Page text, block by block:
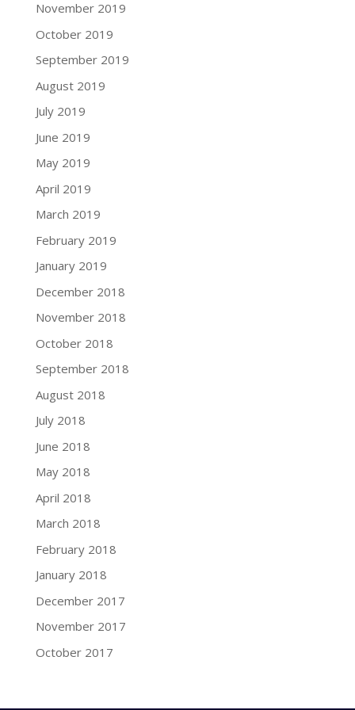
November 2019
October 2019
September 2019
August 2019
July 2019
June 2019
May 2019
April 2019
March 2019
February 2019
January 2019
December 2018
November 2018
October 2018
September 2018
August 2018
July 2018
June 2018
May 2018
April 2018
March 2018
February 2018
January 2018
December 2017
November 2017
October 2017